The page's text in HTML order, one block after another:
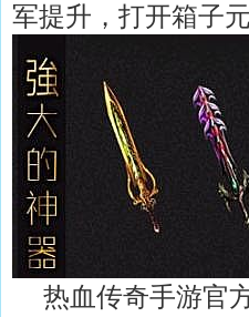
军提升，打开箱子
热血传奇手游官